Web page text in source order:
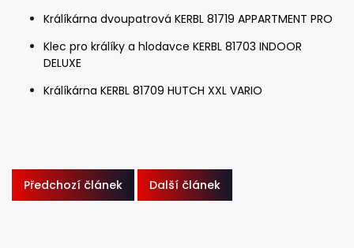
Králíkárna dvoupatrová KERBL 81719 APPARTMENT PRO
Klec pro králíky a hlodavce KERBL 81703 INDOOR
DELUXE
Králíkárna KERBL 81709 HUTCH XXL VARIO
Předchozí článek Další článek